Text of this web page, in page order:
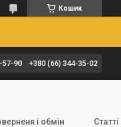
Кошик
57-90 +380 (66) 344-35-02
і обмін Статті